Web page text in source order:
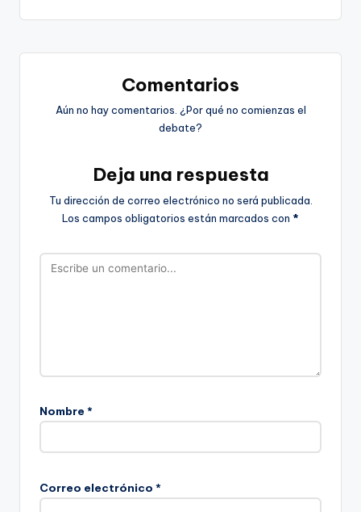
Comentarios
Aún no hay comentarios. ¿Por qué no comienzas el
debate?
Deja una respuesta
Tu dirección de correo electrónico no será publicada.
Los campos obligatorios están marcados con *
Nombre *
Correo electrónico *